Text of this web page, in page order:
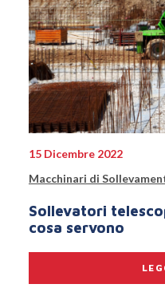
15 Dicembre 2022
Macchinari di
Sollevatori
cosa servono